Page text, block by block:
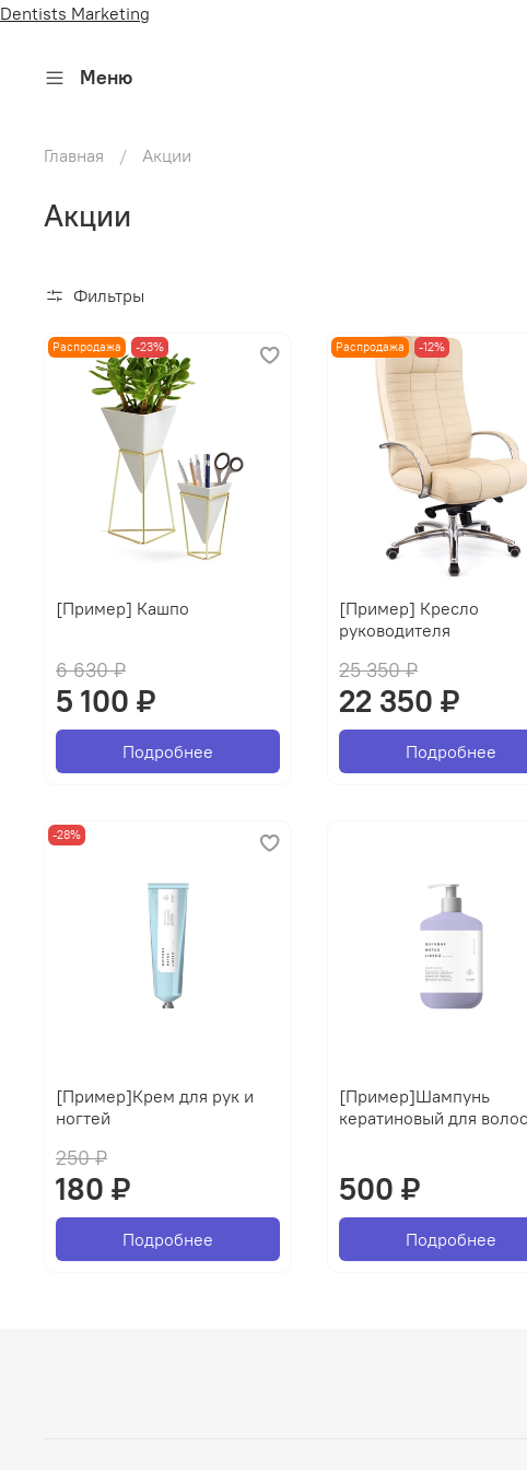
Dentists Marketing
Меню
Главная Акции
Акции
Фильтры
Распродажа -23%
[Пример] Кашпо
6 630 ₽
5 100 ₽
Подробнее
Распродажа -12%
[Пример] Кресло
руководителя
25 350 ₽
22 350 ₽
Подробнее
-28%
[Пример]Крем для рук и
ногтей
250 ₽
180 ₽
Подробнее
[Пример]Шампунь
кератиновый для волос
500 ₽
Подробнее